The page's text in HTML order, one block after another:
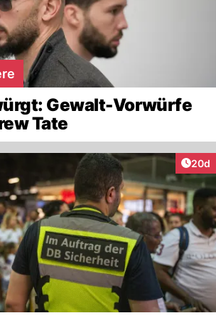
Gewalt-Vorwürfe
Tate
20d